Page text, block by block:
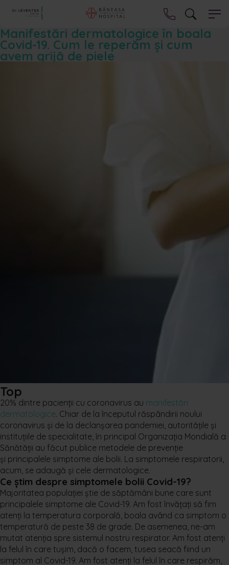
Manifestări dermatologice în boala
Covid-19. Cum le reperăm și cum
avem grijă de piele
Top
20% dintre pacienții cu coronavirus au manifestări
dermatologice. Chiar de la începutul răspândirii noului
coronavirus și de la declanșarea pandemiei, autoritățile și
instituțiile de specialitate, în principal Organizația Mondială a
Sănătății au făcut publice metodele de prevenție
și principalele simptome ale bolii. La simptomele respiratorii,
acum, se adaugă și cele dermatologice.
Ce știm despre simptomele bolii Covid-19?
Majoritatea populației știe de săptămâni bune care sunt
principalele simptome ale Covid-19. Am fost învățați să fim
atenți la temperatura corporală, boala având ca simptom o
temperatură de peste 38 de grade. De asemenea, ne-am
mutat atenția spre sistemul nostru respirator. Am fost atenți
la felul în care tușim, dacă o facem, tusea seacă fiind un
simptom al Covid-19. Am fost atenți la felul în care respirăm,